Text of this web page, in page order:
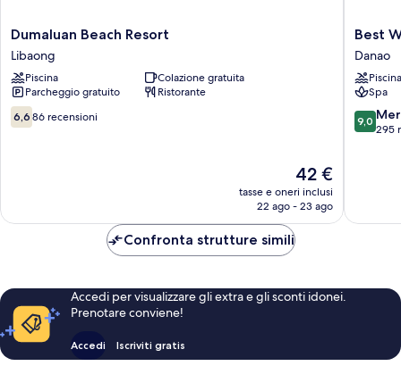
Dumaluan
Beach
Resort
Libaong
Dumaluan Beach Resort
Libaong
Piscina
Colazione gratuita
Parcheggio gratuito
Ristorante
6.6
su
6,6 86 recensioni
Il
prezzo
attuale
42 €
42 €
tasse e oneri inclusi
22 ago - 23 ago
Best
Western
Plus
The
Ivywall
Resort-
Panglao
Best
Danao
Piscina
Spa
9.0
su
9,0
295
Confronta strutture simili
Accedi per visualizzare gli extra e gli sconti idonei.
Prenotare conviene!
Accedi Iscriviti gratis